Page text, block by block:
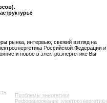
рынка, интервью, свежий взгляд на
Российской Федерации и
и новое в электроэнергетике Вы
Проблемы энергетики
Реформирование электроэнергетики